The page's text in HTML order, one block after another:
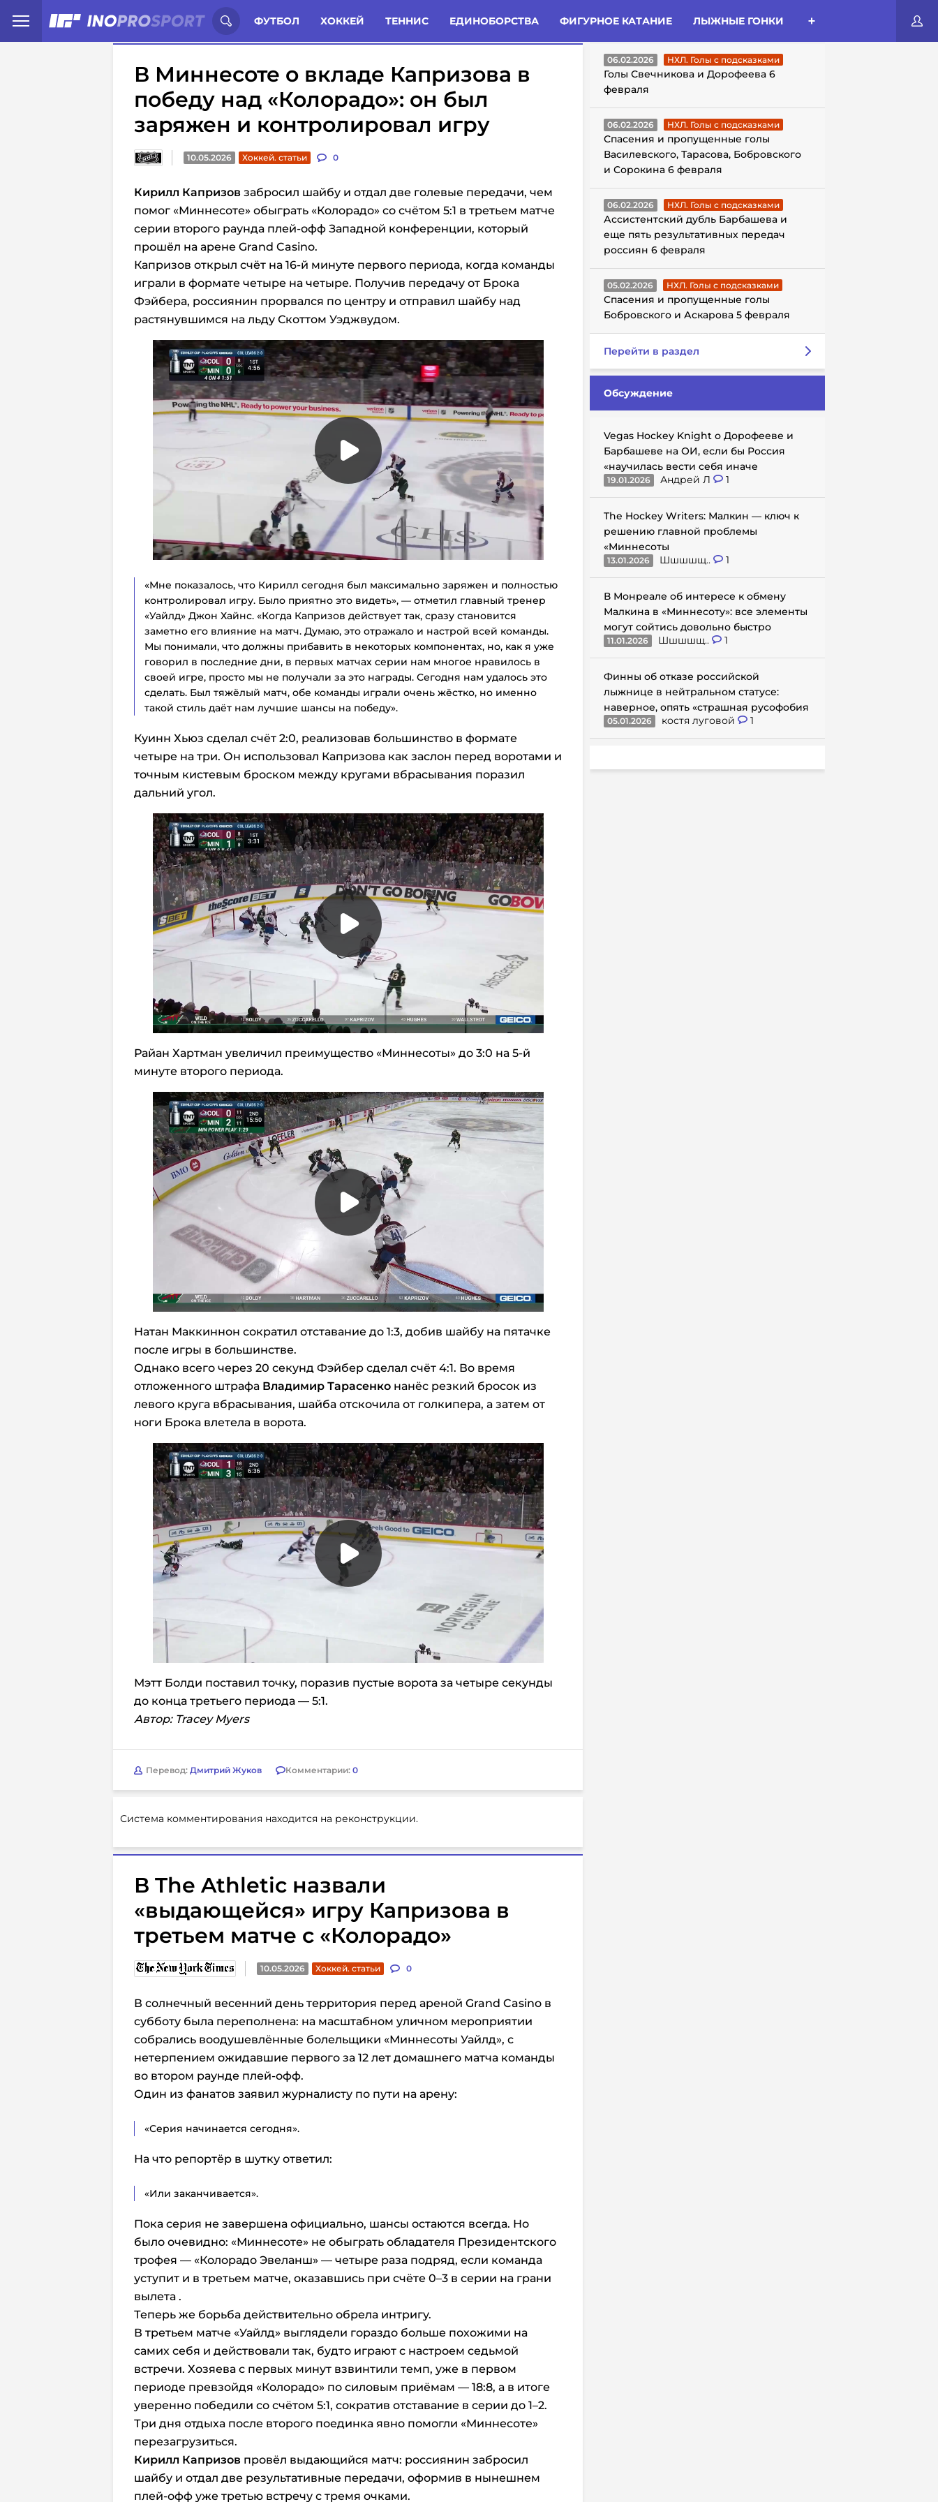
ФУТБОЛ ХОККЕЙ ТЕННИС ЕДИНОБОРСТВА ФИГУРНОЕ КАТАНИЕ ЛЫЖНЫЕ ГОНКИ
Иностранцы о спорте России: Статьи Комменты Новости
В Миннесоте о вкладе Капризова в
победу над «Колорадо»: он был
заряжен и контролировал игру
10.05.2026 Хоккей. статьи 0
Кирилл Капризов забросил шайбу и отдал две голевые передачи, чем
помог «Миннесоте» обыграть «Колорадо» со счётом 5:1 в третьем матче
серии второго раунда плей-офф Западной конференции, который
прошёл на арене Grand Casino.
Капризов открыл счёт на 16-й минуте первого периода, когда команды
играли в формате четыре на четыре. Получив передачу от Брока
Фэйбера, россиянин прорвался по центру и отправил шайбу над
растянувшимся на льду Скоттом Уэджвудом.
«Мне показалось, что Кирилл сегодня был максимально заряжен и полностью
контролировал игру. Было приятно это видеть», — отметил главный тренер
«Уайлд» Джон Хайнс. «Когда Капризов действует так, сразу становится
заметно его влияние на матч. Думаю, это отражало и настрой всей команды.
Мы понимали, что должны прибавить в некоторых компонентах, но, как я уже
говорил в последние дни, в первых матчах серии нам многое нравилось в
своей игре, просто мы не получали за это награды. Сегодня нам удалось это
сделать. Был тяжёлый матч, обе команды играли очень жёстко, но именно
такой стиль даёт нам лучшие шансы на победу».
Куинн Хьюз сделал счёт 2:0, реализовав большинство в формате
четыре на три. Он использовал Капризова как заслон перед воротами и
точным кистевым броском между кругами вбрасывания поразил
дальний угол.
Райан Хартман увеличил преимущество «Миннесоты» до 3:0 на 5-й
минуте второго периода.
Натан Маккиннон сократил отставание до 1:3, добив шайбу на пятачке
после игры в большинстве.
Однако всего через 20 секунд Фэйбер сделал счёт 4:1. Во время
отложенного штрафа Владимир Тарасенко нанёс резкий бросок из
левого круга вбрасывания, шайба отскочила от голкипера, а затем от
ноги Брока влетела в ворота.
Мэтт Болди поставил точку, поразив пустые ворота за четыре секунды
до конца третьего периода — 5:1.
Автор: Tracey Myers
Перевод: Дмитрий Жуков Комментарии: 0
Система комментирования находится на реконструкции.
В The Athletic назвали
«выдающейся» игру Капризова в
третьем матче с «Колорадо»
10.05.2026 Хоккей. статьи 0
В солнечный весенний день территория перед ареной Grand Casino в
субботу была переполнена: на масштабном уличном мероприятии
собрались воодушевлённые болельщики «Миннесоты Уайлд», с
нетерпением ожидавшие первого за 12 лет домашнего матча команды
во втором раунде плей-офф.
Один из фанатов заявил журналисту по пути на арену:
«Серия начинается сегодня».
На что репортёр в шутку ответил:
«Или заканчивается».
Пока серия не завершена официально, шансы остаются всегда. Но
было очевидно: «Миннесоте» не обыграть обладателя Президентского
трофея — «Колорадо Эвеланш» — четыре раза подряд, если команда
уступит и в третьем матче, оказавшись при счёте 0–3 в серии на грани
вылета .
Теперь же борьба действительно обрела интригу.
В третьем матче «Уайлд» выглядели гораздо больше похожими на
самих себя и действовали так, будто играют с настроем седьмой
встречи. Хозяева с первых минут взвинтили темп, уже в первом
периоде превзойдя «Колорадо» по силовым приёмам — 18:8, а в итоге
уверенно победили со счётом 5:1, сократив отставание в серии до 1–2.
Три дня отдыха после второго поединка явно помогли «Миннесоте»
перезагрузиться.
Кирилл Капризов провёл выдающийся матч: россиянин забросил
шайбу и отдал две результативные передачи, оформив в нынешнем
плей-офф уже третью встречу с тремя очками.
ГОЛЫ С ПОДСКАЗКАМИ
06.02.2026 НХЛ. Голы с подсказками
Голы Свечникова и Дорофеева 6
февраля
06.02.2026 НХЛ. Голы с подсказками
Спасения и пропущенные голы
Василевского, Тарасова, Бобровского
и Сорокина 6 февраля
06.02.2026 НХЛ. Голы с подсказками
Ассистентский дубль Барбашева и
еще пять результативных передач
россиян 6 февраля
05.02.2026 НХЛ. Голы с подсказками
Спасения и пропущенные голы
Бобровского и Аскарова 5 февраля
Перейти в раздел
Обсуждение
Vegas Hockey Knight о Дорофееве и
Барбашеве на ОИ, если бы Россия
«научилась вести себя иначе
19.01.2026 Андрей Л 1
The Hockey Writers: Малкин — ключ к
решению главной проблемы
«Миннесоты
13.01.2026 Шшшшщ.. 1
В Монреале об интересе к обмену
Малкина в «Миннесоту»: все элементы
могут сойтись довольно быстро
11.01.2026 Шшшшщ.. 1
Финны об отказе российской
лыжнице в нейтральном статусе:
наверное, опять «страшная русофобия
05.01.2026 костя луговой 1